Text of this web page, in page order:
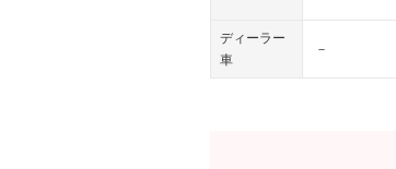
ディーラー
車
－